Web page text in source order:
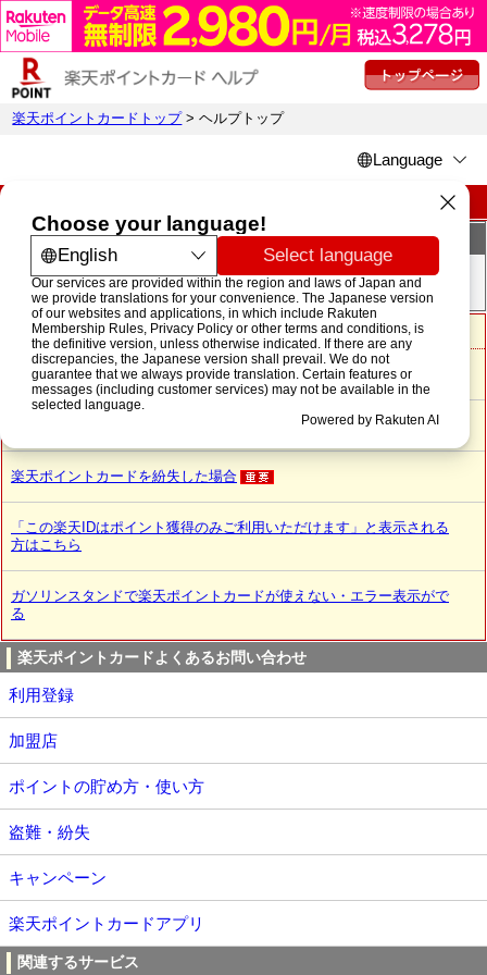
楽天ポイントカードトップ > ヘルプトップ
楽天ポイントカードからのお知らせ
ポイントを保有しているが利用可能ポイントが0と表示される
楽天ポイントカードの利用登録・登録追加方法について
楽天ポイントカードを紛失した場合
「この楽天IDはポイント獲得のみご利用いただけます」と表示される
方はこちら
ガソリンスタンドで楽天ポイントカードが使えない・エラー表示がで
る
楽天ポイントカードよくあるお問い合わせ
利用登録
加盟店
ポイントの貯め方・使い方
盗難・紛失
キャンペーン
楽天ポイントカードアプリ
関連するサービス
キーワードから探す